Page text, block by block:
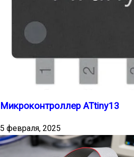
Микроконтроллер ATtiny13
5 февраля, 2025